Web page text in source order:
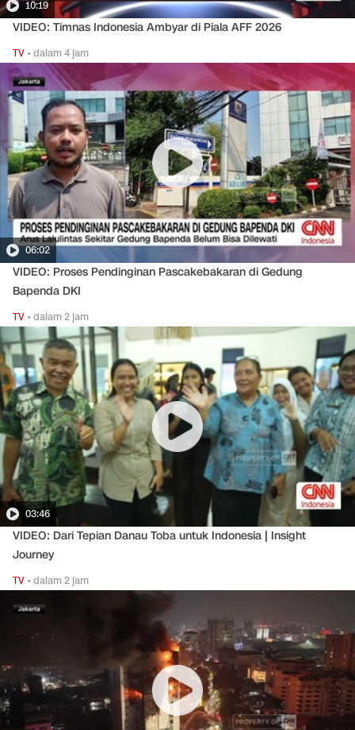
10:19
VIDEO: Timnas Indonesia Ambyar di Piala AFF 2026
TV •dalam 4 jam
06:02
VIDEO: Proses Pendinginan Pascakebakaran di Gedung
Bapenda DKI
TV •dalam 2 jam
03:46
VIDEO: Dari Tepian Danau Toba untuk Indonesia | Insight
Journey
TV •dalam 2 jam